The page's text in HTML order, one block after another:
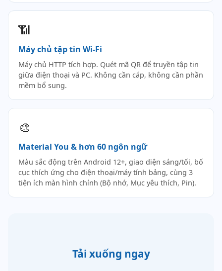
📶
Máy chủ tập tin Wi-Fi
Máy chủ HTTP tích hợp. Quét mã QR để truyền tập tin
giữa điện thoại và PC. Không cần cáp, không cần phần
mềm bổ sung.
🎨
Material You & hơn 60 ngôn ngữ
Màu sắc động trên Android 12+, giao diện sáng/tối, bố
cục thích ứng cho điện thoại/máy tính bảng, cùng 3
tiện ích màn hình chính (Bộ nhớ, Mục yêu thích, Pin).
Tải xuống ngay